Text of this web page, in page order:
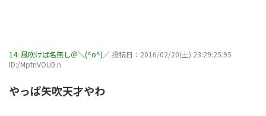
14: 風吹けば名無し＠＼(^o^)／投稿日：2016/02/20(土) 23:29:25.95
ID:/MptnVOU0.n
やっぱ矢吹天才やわ